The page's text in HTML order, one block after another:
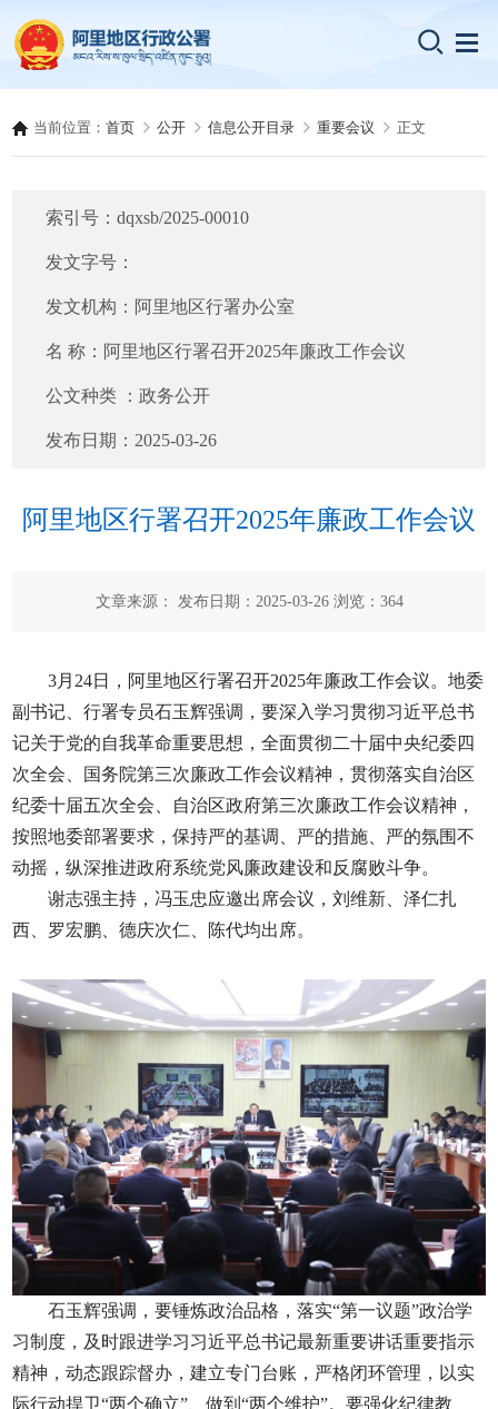
当前位置：首页 公开 信息公开目录 重要会议 正文
索引号：dqxsb/2025-00010
发文字号：
发文机构： 阿里地区行署办公室
名 称： 阿里地区行署召开2025年廉政工作会议
公文种类 ：政务公开
发布日期： 2025-03-26
阿里地区行署召开2025年廉政工作会议
文章来源： 发布日期：2025-03-26 浏览： 364
3月24日，阿里地区行署召开2025年廉政工作会议。地委
副书记、行署专员石玉辉强调，要深入学习贯彻习近平总书
记关于党的自我革命重要思想，全面贯彻二十届中央纪委四
次全会、国务院第三次廉政工作会议精神，贯彻落实自治区
纪委十届五次全会、自治区政府第三次廉政工作会议精神，
按照地委部署要求，保持严的基调、严的措施、严的氛围不
动摇，纵深推进政府系统党风廉政建设和反腐败斗争。
谢志强主持，冯玉忠应邀出席会议，刘维新、泽仁扎
西、罗宏鹏、德庆次仁、陈代均出席。
石玉辉强调，要锤炼政治品格，落实“第一议题”政治学
习制度，及时跟进学习习近平总书记最新重要讲话重要指示
精神，动态跟踪督办，建立专门台账，严格闭环管理，以实
际行动捍卫“两个确立”、做到“两个维护”。要强化纪律教